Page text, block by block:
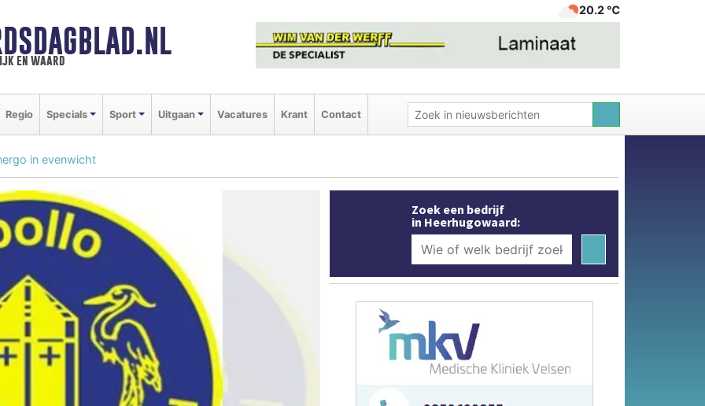
en waard
20.2 ℃
Regio Specials Sport Uitgaan Vacatures Krant Contact
in evenwicht
Zoek een bedrijf
in Heerhugowaard: